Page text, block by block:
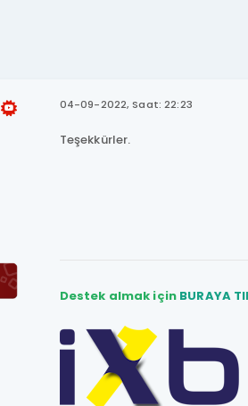
04-09-2022, Saat: 22:23
Teşekkürler.
Destek almak için BURAYA